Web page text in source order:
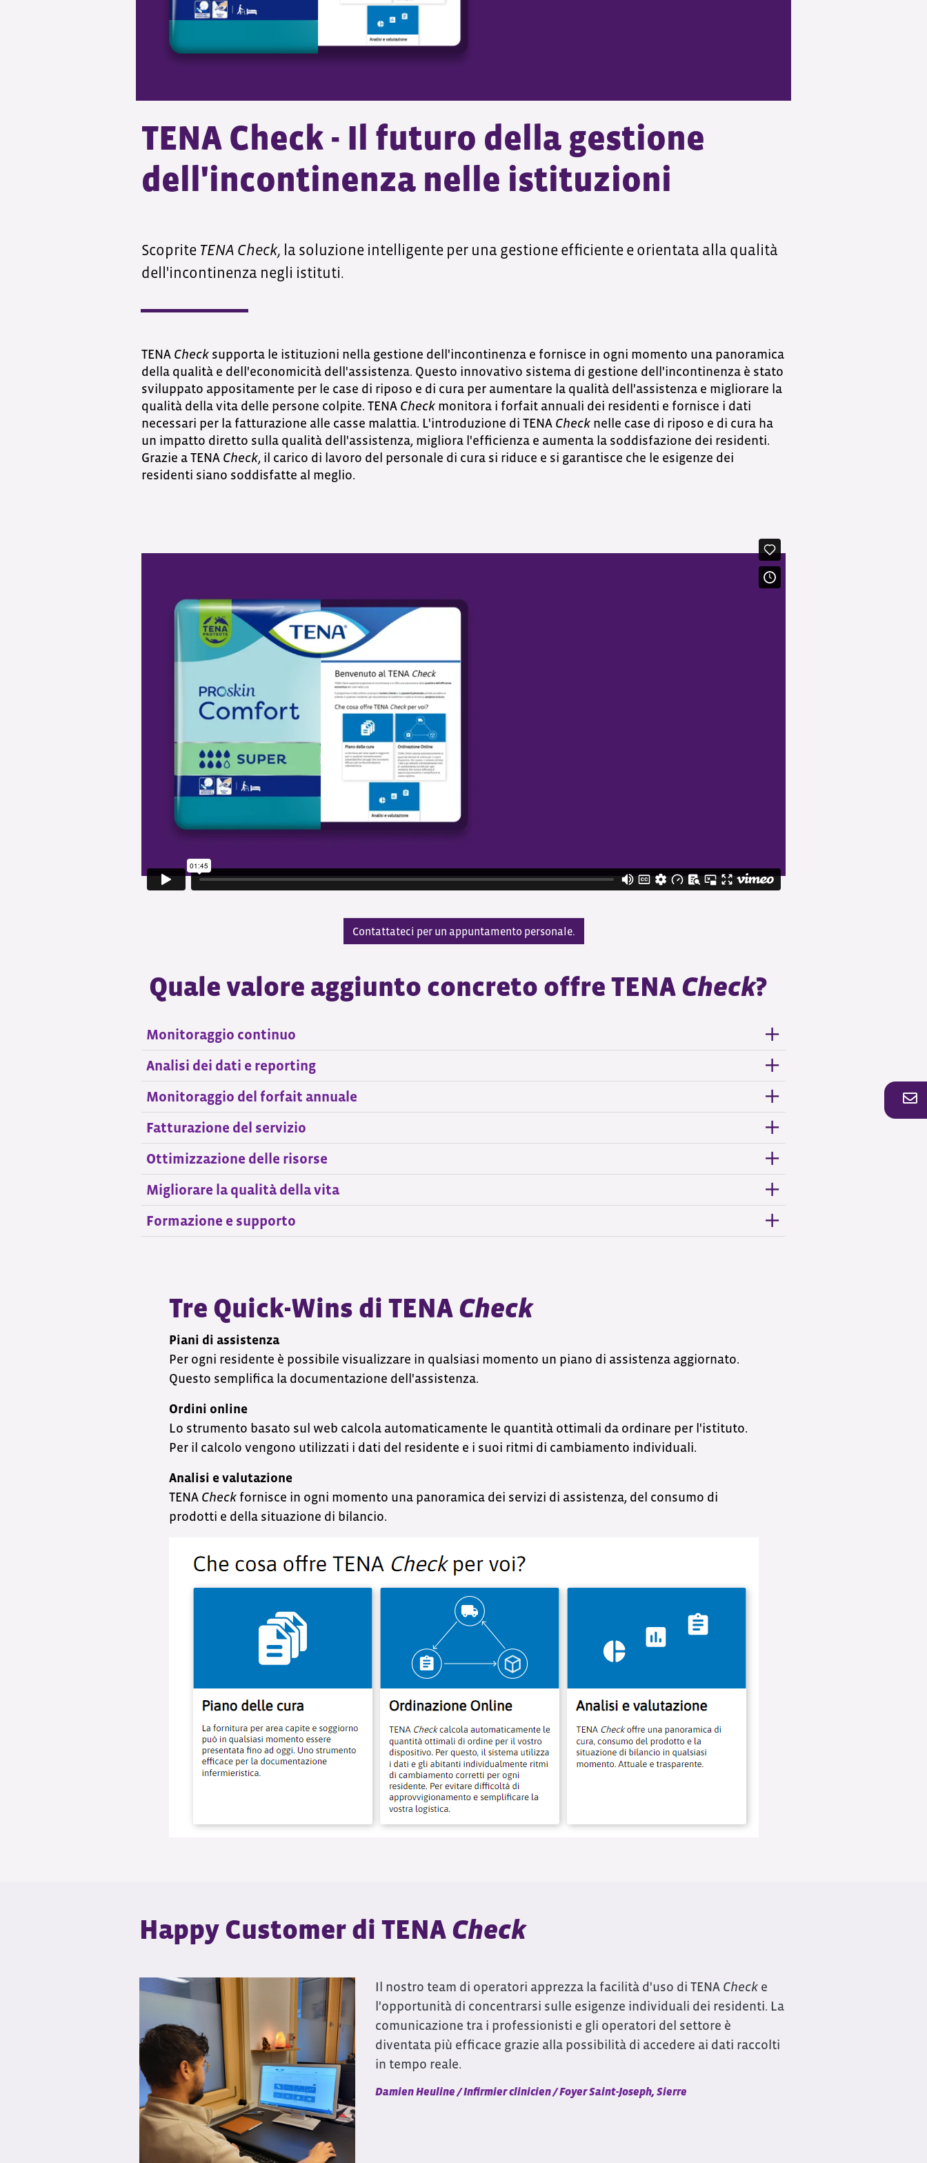
TENA Check - Il futuro della gestione
dell'incontinenza nelle istituzioni
Scoprite TENA Check, la soluzione intelligente per una gestione efficiente e orientata alla qualità
dell'incontinenza negli istituti.
TENA Checksupporta le istituzioni nella gestione dell'incontinenza e fornisce in ogni momento una panoramica
della qualità e dell'economicità dell'assistenza. Questo innovativo sistema di gestione dell'incontinenza è stato
sviluppato appositamente per le case di riposo e di cura per aumentare la qualità dell'assistenza e migliorare la
qualità della vita delle persone colpite. TENA Checkmonitora i forfait annuali dei residenti e fornisce i dati
necessari per la fatturazione alle casse malattia. L'introduzione di TENA Checknelle case di riposo e di cura ha
un impatto diretto sulla qualità dell'assistenza, migliora l'efficienza e aumenta la soddisfazione dei residenti.
Grazie a TENA Check, il carico di lavoro del personale di cura si riduce e si garantisce che le esigenze dei
residenti siano soddisfatte al meglio.
Contattateci per un appuntamento personale.
Quale valore aggiunto concreto offre TENA Check?
Monitoraggio continuo
Analisi dei dati e reporting
Monitoraggio del forfait annuale
Fatturazione del servizio
Ottimizzazione delle risorse
Migliorare la qualità della vita
Formazione e supporto
Tre Quick-Wins di TENA Check
Piani di assistenza
Per ogni residente è possibile visualizzare in qualsiasi momento un piano di assistenza aggiornato.
Questo semplifica la documentazione dell'assistenza.
Ordini online
Lo strumento basato sul web calcola automaticamente le quantità ottimali da ordinare per l'istituto.
Per il calcolo vengono utilizzati i dati del residente e i suoi ritmi di cambiamento individuali.
Analisi e valutazione
TENA Check fornisce in ogni momento una panoramica dei servizi di assistenza, del consumo di
prodotti e della situazione di bilancio.
Happy Customer di TENA Check
Il nostro team di operatori apprezza la facilità d'uso di TENA Checke
l'opportunità di concentrarsi sulle esigenze individuali dei residenti. La
comunicazione tra i professionisti e gli operatori del settore è
diventata più efficace grazie alla possibilità di accedere ai dati raccolti
in tempo reale.
Damien Heuline / Infirmier clinicien / Foyer Saint-Joseph, Sierre